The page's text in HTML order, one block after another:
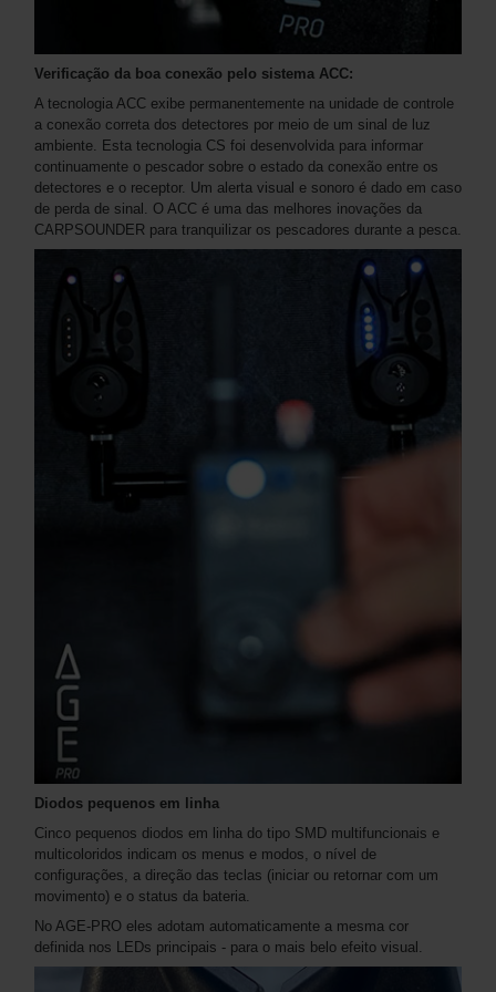
Verificação da boa conexão pelo sistema ACC:
A tecnologia ACC exibe permanentemente na unidade de controle
a conexão correta dos detectores por meio de um sinal de luz
ambiente. Esta tecnologia CS foi desenvolvida para informar
continuamente o pescador sobre o estado da conexão entre os
detectores e o receptor. Um alerta visual e sonoro é dado em caso
de perda de sinal. O ACC é uma das melhores inovações da
CARPSOUNDER para tranquilizar os pescadores durante a pesca.
Diodos pequenos em linha
Cinco pequenos diodos em linha do tipo SMD multifuncionais e
multicoloridos indicam os menus e modos, o nível de
configurações, a direção das teclas (iniciar ou retornar com um
movimento) e o status da bateria.
No AGE-PRO eles adotam automaticamente a mesma cor
definida nos LEDs principais - para o mais belo efeito visual.